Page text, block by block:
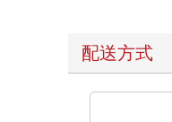
鬼屋「巴勒
工記錄這種
或少在人生
蒙塔古博士
配送方式